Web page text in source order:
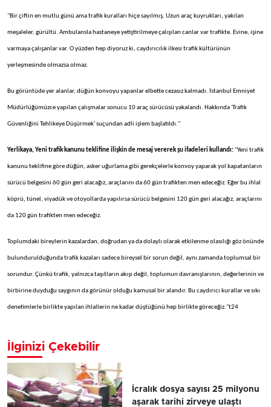
"Bir çiftin en mutlu günü ama trafik kuralları hiçe sayılmış. Uzun araç kuyrukları, yakılan
meşaleler, gürültü. Ambulansla hastaneye yetiştirilmeye çalışılan canlar var trafikte. Evine, işine
varmaya çalışanlar var. O yüzden hep diyoruz ki, caydırıcılık ilkesi trafik kültürünün
yerleşmesinde olmazsa olmaz.
Bu görüntüde yer alanlar, düğün konvoyu yapanlar elbette cezasız kalmadı. İstanbul Emniyet
Müdürlüğümüzce yapılan çalışmalar sonucu 10 araç sürücüsü yakalandı. Hakkında 'Trafik
Güvenliğini Tehlikeye Düşürmek' suçundan adli işlem başlatıldı."
Yerlikaya, Yeni trafik kanunu teklifine ilişkin de mesaj vererek şu ifadeleri kullandı: "Yeni trafik
kanunu teklifine göre düğün, asker uğurlama gibi gerekçelerle konvoy yaparak yol kapatanların
sürücü belgesini 60 gün geri alacağız, araçlarını da 60 gün trafikten men edeceğiz. Eğer bu ihlal
köprü, tünel, viyadük ve otoyollarda yapılırsa sürücü belgesini 120 gün geri alacağız, araçlarını
da 120 gün trafikten men edeceğiz.
Toplumdaki bireylerin kazalardan, doğrudan ya da dolaylı olarak etkilenme olasılığı göz önünde
bulundurulduğunda trafik kazaları sadece bireysel bir sorun değil, aynı zamanda toplumsal bir
sorundur. Çünkü trafik, yalnızca taşıtların akışı değil, toplumun davranışlarının, değerlerinin ve
birbirine duyduğu saygının da görünür olduğu kamusal bir alandır. Bu caydırıcı kurallar ve sıkı
denetimlerle birlikte yapılan ihlallerin ne kadar düştüğünü hep birlikte göreceğiz."t24
İlginizi Çekebilir
İcralık dosya sayısı 25 milyonu
aşarak tarihi zirveye ulaştı